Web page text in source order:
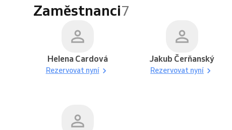
Zaměstnanci7
Helena Cardová
Rezervovat nyní
Jakub Čerňanský
Rezervovat nyní